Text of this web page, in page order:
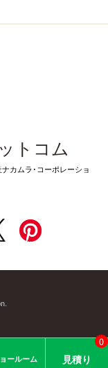
トコム
カムラ･コーポレーショ
ールーム 見積り
0